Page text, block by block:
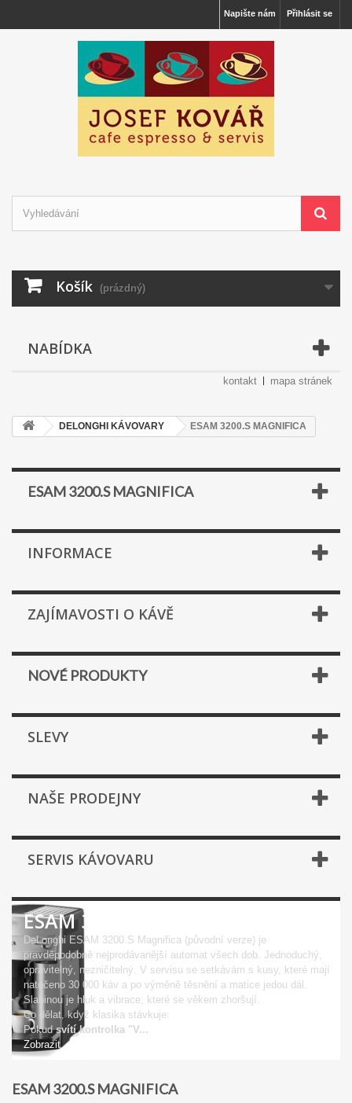
Přihlásit se
Napište nám
Košík (prázdný)
NABÍDKA
kontakt mapa stránek
DELONGHI KÁVOVARY ESAM 3200.S MAGNIFICA
ESAM 3200.S MAGNIFICA
INFORMACE
ZAJÍMAVOSTI O KÁVĚ
NOVÉ PRODUKTY
SLEVY
NAŠE PRODEJNY
SERVIS KÁVOVARU
ESAM 3200.S MAGNIFICA
DeLonghi ESAM 3200.S Magnifica (původní verze) je
pravděpodobně nejprodávanější automat všech dob. Jednoduchý,
opravitelný, nezničitelný. V servisu se setkávám s kusy, které mají
natočeno 30 000 káv a po výměně těsnění a matice jedou dál.
Slabinou je hluk a vibrace, které se věkem zhoršují.
Co dělat, když klasika stávkuje:
Pokudsvítí kontrolka "V...
Zobrazit
ESAM 3200.S MAGNIFICA